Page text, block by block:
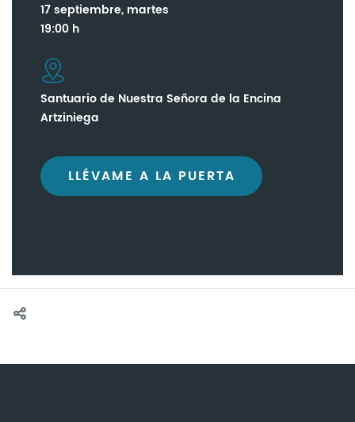
17 septiembre, martes
19:00 h
Santuario de Nuestra Señora de la Encina
Artziniega
LLÉVAME A LA PUERTA